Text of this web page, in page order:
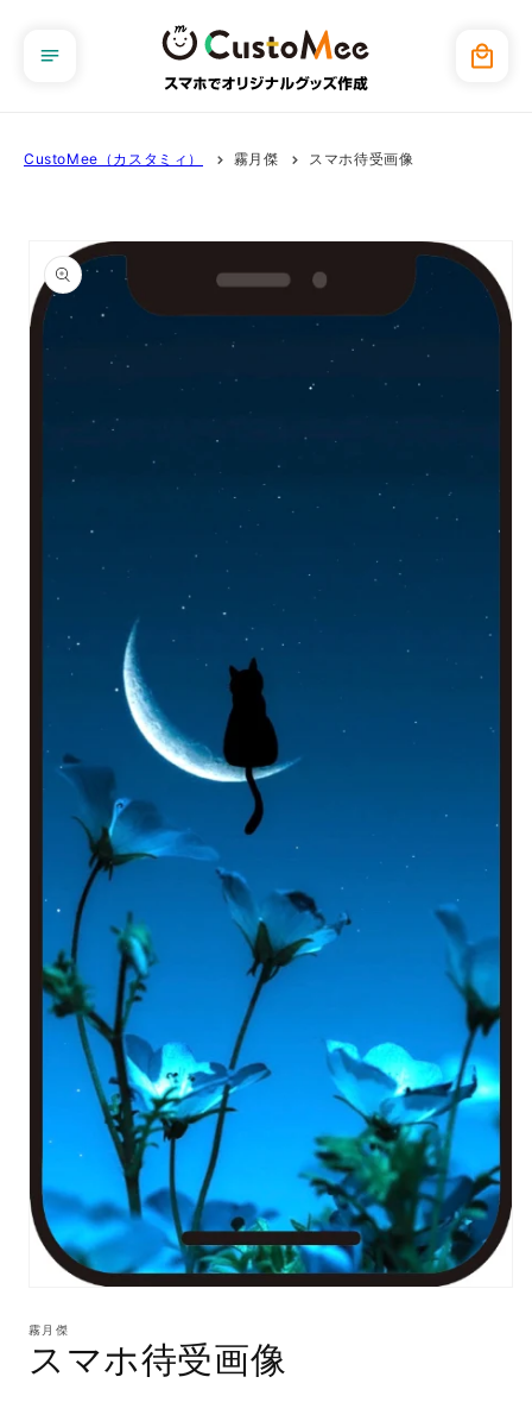
進む
ー
CustoMee（カスタミィ） 霧月傑 スマホ待受画像
商品情
報にス
キップ
ダ
ル
霧月傑
スマホ待受画像